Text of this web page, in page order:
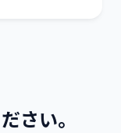
さい。